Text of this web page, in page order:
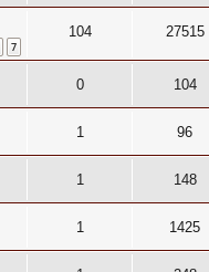
7
104 27515
0 104
1 96
1 148
1 1425